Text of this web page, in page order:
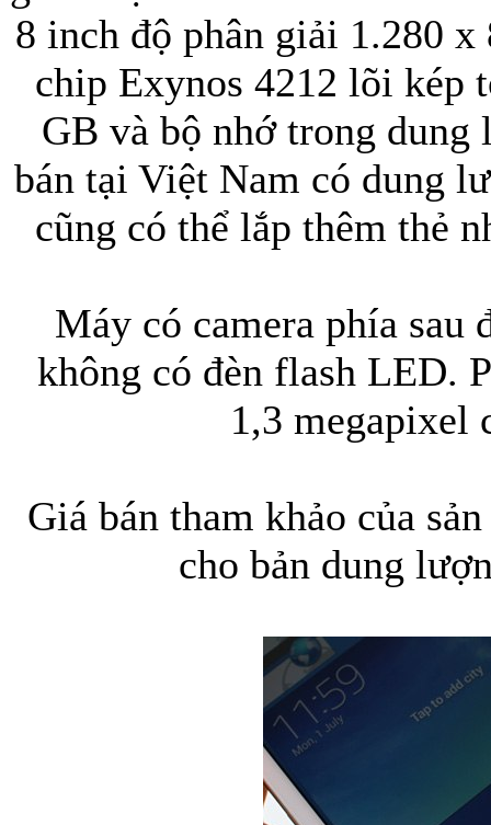
8 inch độ phân giải 1.280
chip Exynos 4212 lõi kép
GB và bộ nhớ trong dung
bán tại Việt Nam có dung
cũng có thể lắp thêm thẻ
Máy có camera phía sau
không có đèn flash LED.
1,3 megapixel
Giá bán tham khảo của
cho bản dung